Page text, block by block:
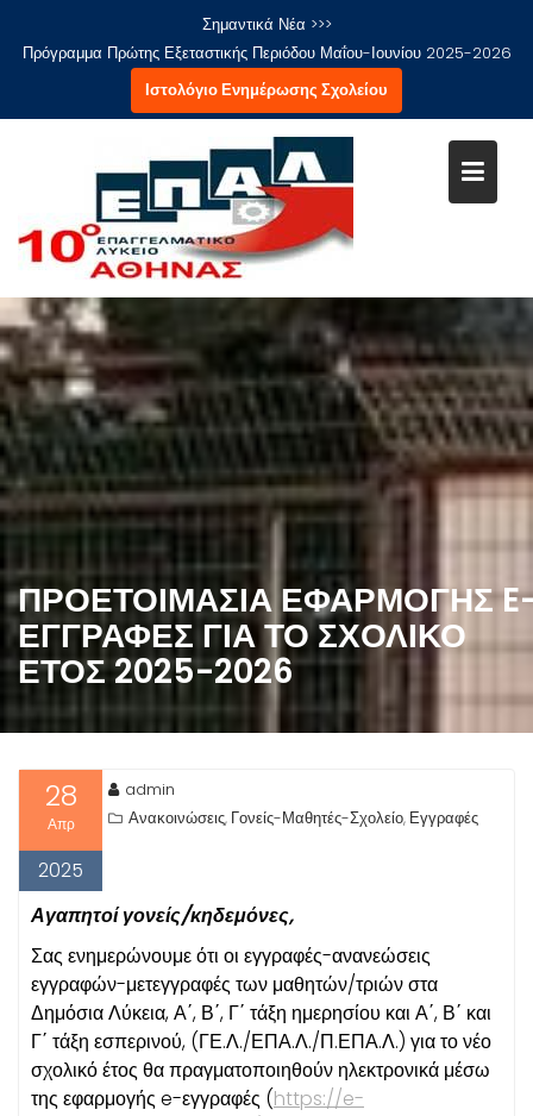
Σημαντικά Νέα >>>
Πρόγραμμα Πρώτης Εξεταστικής Περιόδου Μαΐου-Ιουνίου 2025-2026
Ιστολόγιο Ενημέρωσης Σχολείου
ΠΡΟΕΤΟΙΜΑΣΊΑ ΕΦΑΡΜΟΓΉΣ
ΕΓΓΡΑΦΈΣ ΓΙΑ ΤΟ ΣΧΟΛΙΚΌ
ΈΤΟΣ 2025-2026
28
Απρ
2025
admin
Ανακοινώσεις, Γονείς-Μαθητές-Σχολείο, Εγγραφές
Αγαπητοί γονείς/κηδεμόνες,
Σας ενημερώνουμε ότι οι εγγραφές-ανανεώσεις
εγγραφών-μετεγγραφές των μαθητών/τριών στα
Δημόσια Λύκεια, Α΄, Β΄, Γ΄ τάξη ημερησίου και Α΄, Β΄ και
Γ΄ τάξη εσπερινού, (ΓΕ.Λ./ΕΠΑ.Λ./Π.ΕΠΑ.Λ.) για το νέο
σχολικό έτος θα πραγματοποιηθούν ηλεκτρονικά μέσω
της εφαρμογής e-εγγραφές (https://e-